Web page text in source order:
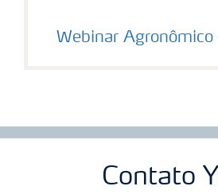
Webinar Agronômico
Contato